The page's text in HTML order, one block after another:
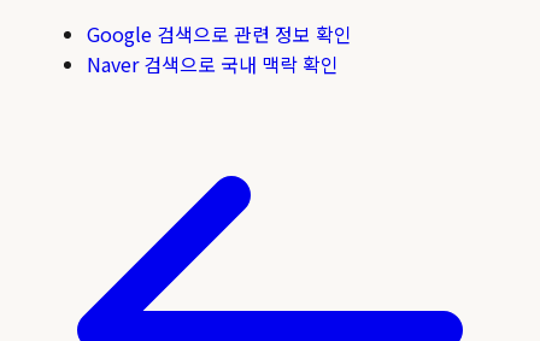
Google 검색으로 관련 정보 확인
Naver 검색으로 국내 맥락 확인